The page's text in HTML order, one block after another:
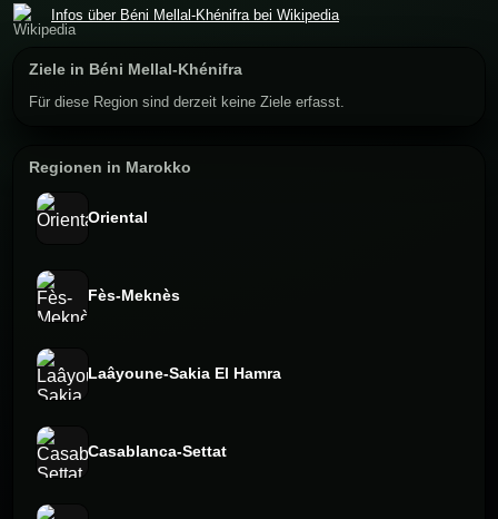
Infos über Béni Mellal-Khénifra bei Wikipedia
Ziele in Béni Mellal-Khénifra
Für diese Region sind derzeit keine Ziele erfasst.
Regionen in Marokko
Oriental
Fès-Meknès
Laâyoune-Sakia El Hamra
Casablanca-Settat